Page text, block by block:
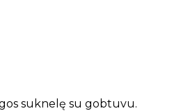
suknelę su gobtuvu.